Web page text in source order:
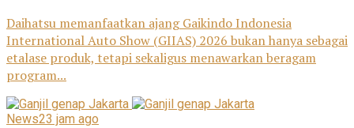
Daihatsu memanfaatkan ajang Gaikindo Indonesia
International Auto Show (GIIAS) 2026 bukan hanya sebagai
etalase produk, tetapi sekaligus menawarkan beragam
program...
News23 jam ago